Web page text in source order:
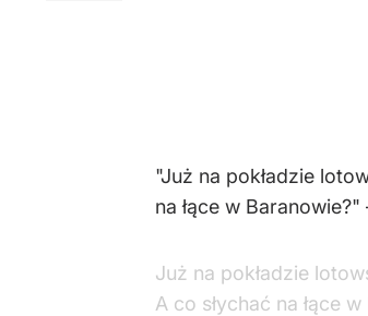
"Już na pokładzie
na łące w
Już na pokładzie
A co słychać na łące